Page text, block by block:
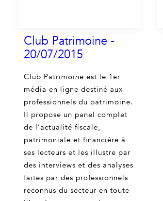
Club Patrimoine -
20/07/2015
Club Patrimoine est le 1er
média en ligne destiné aux
professionnels du patrimoine.
Il propose un panel complet
de l’actualité fiscale,
patrimoniale et financière à
ses lecteurs et les illustre par
des interviews et des analyses
faites par des professionnels
reconnus du secteur en toute